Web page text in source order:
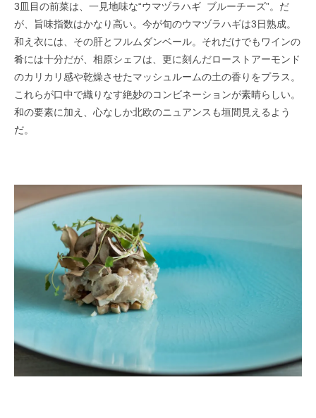
3皿目の前菜は、一見地味な“ウマヅラハギ ブルーチーズ”。だ
が、旨味指数はかなり高い。今が旬のウマヅラハギは3日熟成。
和え衣には、その肝とフルムダンベール。 それだけでもワインの
肴には十分だが、相原シェフは、更に刻んだローストアーモンド
のカリカリ感や乾燥させたマッシュルームの土の香りをプラス。
これらが口中で織りなす絶妙のコンビネーションが素晴らしい。
和の要素に加え、心なしか北欧のニュアンスも垣間見えるよう
だ。